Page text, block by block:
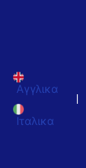
Αγγλικα
Ιταλικα